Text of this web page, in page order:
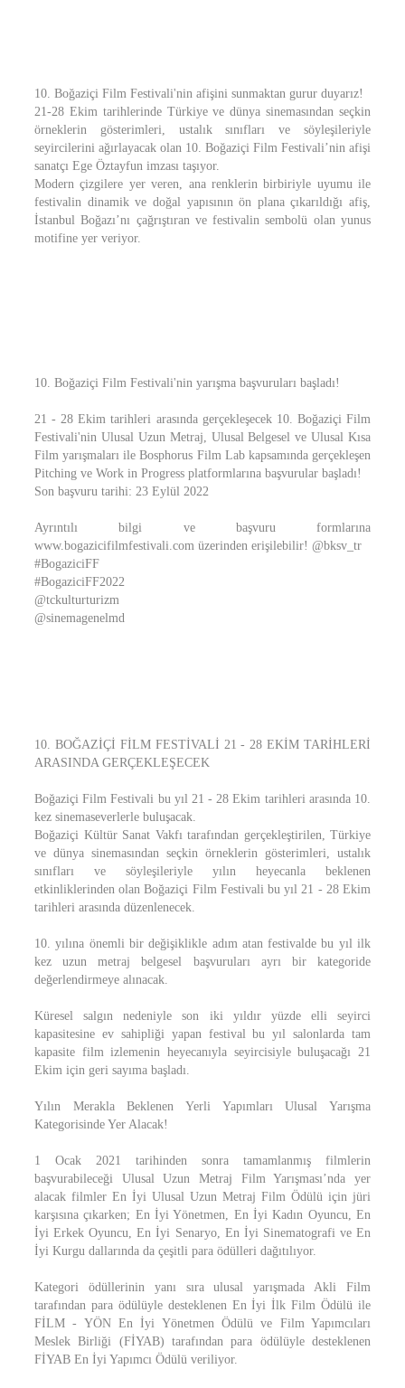
10. Boğaziçi Film Festivali'nin afişini sunmaktan gurur duyarız!
21-28 Ekim tarihlerinde Türkiye ve dünya sinemasından seçkin
örneklerin gösterimleri, ustalık sınıfları ve söyleşileriyle
seyircilerini ağırlayacak olan 10. Boğaziçi Film Festivali’nin afişi
sanatçı Ege Öztayfun imzası taşıyor.
Modern çizgilere yer veren, ana renklerin birbiriyle uyumu ile
festivalin dinamik ve doğal yapısının ön plana çıkarıldığı afiş,
İstanbul Boğazı’nı çağrıştıran ve festivalin sembolü olan yunus
motifine yer veriyor.
10. Boğaziçi Film Festivali'nin yarışma başvuruları başladı!
21 - 28 Ekim tarihleri arasında gerçekleşecek 10. Boğaziçi Film
Festivali'nin Ulusal Uzun Metraj, Ulusal Belgesel ve Ulusal Kısa
Film yarışmaları ile Bosphorus Film Lab kapsamında gerçekleşen
Pitching ve Work in Progress platformlarına başvurular başladı!
Son başvuru tarihi: 23 Eylül 2022
Ayrıntılı bilgi ve başvuru formlarına
www.bogazicifilmfestivali.com üzerinden erişilebilir! @bksv_tr
#BogaziciFF
#BogaziciFF2022
@tckulturturizm
@sinemagenelmd
10. BOĞAZİÇİ FİLM FESTİVALİ 21 - 28 EKİM TARİHLERİ
ARASINDA GERÇEKLEŞECEK
Boğaziçi Film Festivali bu yıl 21 - 28 Ekim tarihleri arasında 10.
kez sinemaseverlerle buluşacak.
Boğaziçi Kültür Sanat Vakfı tarafından gerçekleştirilen, Türkiye
ve dünya sinemasından seçkin örneklerin gösterimleri, ustalık
sınıfları ve söyleşileriyle yılın heyecanla beklenen
etkinliklerinden olan Boğaziçi Film Festivali bu yıl 21 - 28 Ekim
tarihleri arasında düzenlenecek.
10. yılına önemli bir değişiklikle adım atan festivalde bu yıl ilk
kez uzun metraj belgesel başvuruları ayrı bir kategoride
değerlendirmeye alınacak.
Küresel salgın nedeniyle son iki yıldır yüzde elli seyirci
kapasitesine ev sahipliği yapan festival bu yıl salonlarda tam
kapasite film izlemenin heyecanıyla seyircisiyle buluşacağı 21
Ekim için geri sayıma başladı.
Yılın Merakla Beklenen Yerli Yapımları Ulusal Yarışma
Kategorisinde Yer Alacak!
1 Ocak 2021 tarihinden sonra tamamlanmış filmlerin
başvurabileceği Ulusal Uzun Metraj Film Yarışması’nda yer
alacak filmler En İyi Ulusal Uzun Metraj Film Ödülü için jüri
karşısına çıkarken; En İyi Yönetmen, En İyi Kadın Oyuncu, En
İyi Erkek Oyuncu, En İyi Senaryo, En İyi Sinematografi ve En
İyi Kurgu dallarında da çeşitli para ödülleri dağıtılıyor.
Kategori ödüllerinin yanı sıra ulusal yarışmada Akli Film
tarafından para ödülüyle desteklenen En İyi İlk Film Ödülü ile
FİLM - YÖN En İyi Yönetmen Ödülü ve Film Yapımcıları
Meslek Birliği (FİYAB) tarafından para ödülüyle desteklenen
FİYAB En İyi Yapımcı Ödülü veriliyor.